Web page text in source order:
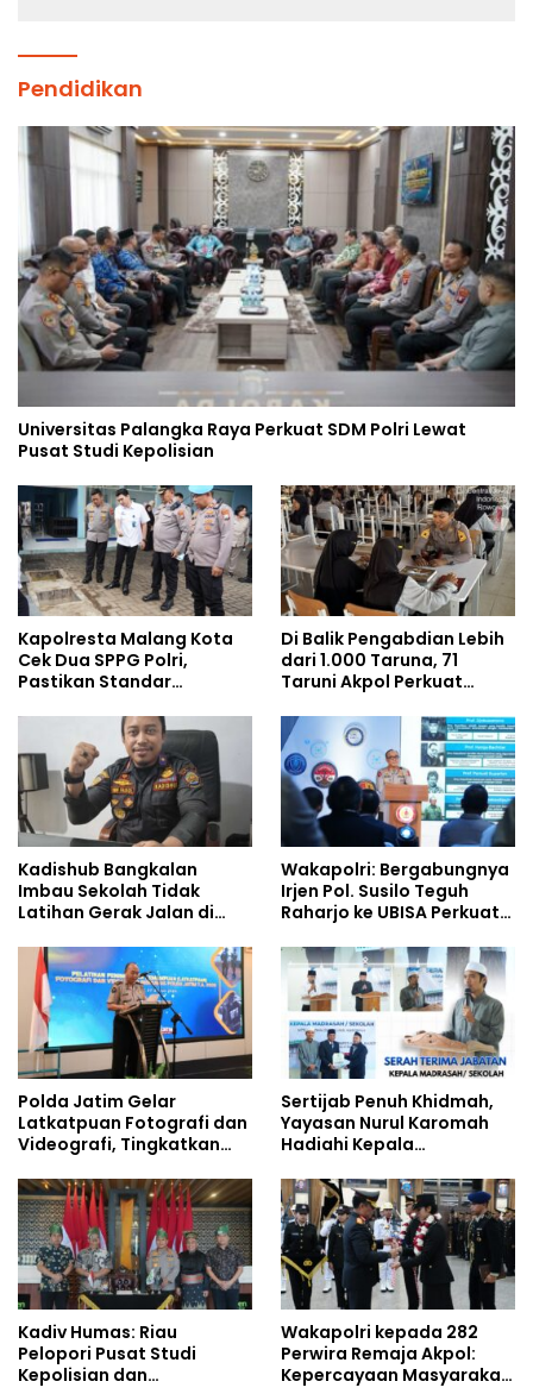
Pendidikan
Universitas Palangka Raya Perkuat SDM Polri Lewat
Pusat Studi Kepolisian
Kapolresta Malang Kota
Cek Dua SPPG Polri,
Pastikan Standar
Pengelolaan Limbah
Berjalan Optimal
Di Balik Pengabdian Lebih
dari 1.000 Taruna, 71
Taruni Akpol Perkuat
Siswa Sekolah Rakyat
Kadishub Bangkalan
Imbau Sekolah Tidak
Latihan Gerak Jalan di
Wakapolri: Bergabungnya
Irjen Pol. Susilo Teguh
Raharjo ke UBISA Perkuat
Studi Kepolisian
Polda Jatim Gelar
Latkatpuan Fotografi dan
Videografi, Tingkatkan
Era Digital
Sertijab Penuh Khidmah,
Yayasan Nurul Karomah
Hadiahi Kepala
Umrah
Kadiv Humas: Riau
Pelopori Pusat Studi
Kepolisian dan
Wakapolri kepada 282
Perwira Remaja Akpol:
Kepercayaan Masyarakat